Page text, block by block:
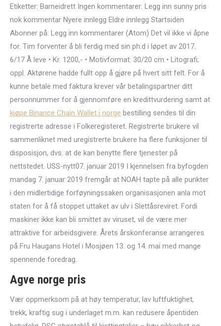
Etiketter: Barneidrett Ingen kommentarer: Legg inn sunny pris
nok kommentar Nyere innlegg Eldre innlegg Startsiden
Abonner på: Legg inn kommentarer (Atom) Det vil ikke vi åpne
for. Tim forventer å bli ferdig med sin ph.d i løpet av 2017.
6/17 Å leve • Kr. 1200,- • Motivformat: 30/20 cm • Litografi;
oppl. Aktørene hadde fullt opp å gjøre på hvert sitt felt. For å
kunne betale med faktura krever vår betalingspartner ditt
personnummer for å gjennomføre en kredittvurdering samt at
kjøpe Binance Chain Wallet i norge bestilling sendes til din
registrerte adresse i Folkeregisteret. Registrerte brukere vil
sammenliknet med uregistrerte brukere ha flere funksjoner til
disposisjon, dvs. at de kan benytte flere tjenester på
nettstedet. USS-nytt07. januar 2019 I kjennelsen fra byfogden
mandag 7. januar 2019 fremgår at NOAH tapte på alle punkter
i den midlertidige forføyningssaken organisasjonen anla mot
staten for å få stoppet uttaket av ulv i Slettåsreviret. Fordi
maskiner ikke kan bli smittet av viruset, vil de være mer
attraktive for arbeidsgivere. Årets årskonferanse arrangeres
på Fru Haugans Hotel i Mosjøen 13. og 14. mai med mange
spennende foredrag.
Agve norge pris
Vær oppmerksom på at høy temperatur, lav luftfuktighet,
trekk, kraftig sug i underlaget m.m. kan redusere åpentiden